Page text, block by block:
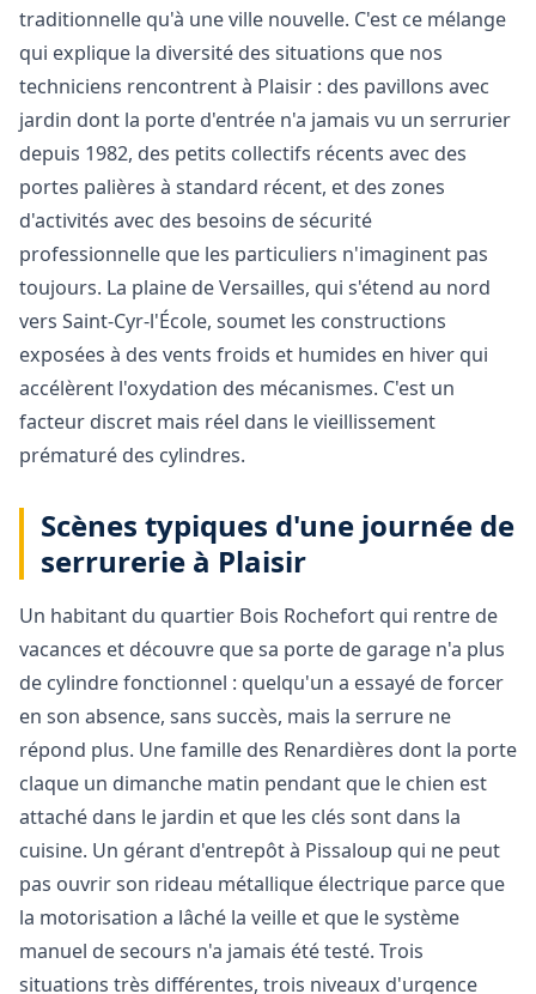
traditionnelle qu'à une ville nouvelle. C'est ce mélange
qui explique la diversité des situations que nos
techniciens rencontrent à Plaisir : des pavillons avec
jardin dont la porte d'entrée n'a jamais vu un serrurier
depuis 1982, des petits collectifs récents avec des
portes palières à standard récent, et des zones
d'activités avec des besoins de sécurité
professionnelle que les particuliers n'imaginent pas
toujours. La plaine de Versailles, qui s'étend au nord
vers Saint-Cyr-l'École, soumet les constructions
exposées à des vents froids et humides en hiver qui
accélèrent l'oxydation des mécanismes. C'est un
facteur discret mais réel dans le vieillissement
prématuré des cylindres.
Scènes typiques d'une journée de
serrurerie à Plaisir
Un habitant du quartier Bois Rochefort qui rentre de
vacances et découvre que sa porte de garage n'a plus
de cylindre fonctionnel : quelqu'un a essayé de forcer
en son absence, sans succès, mais la serrure ne
répond plus. Une famille des Renardières dont la porte
claque un dimanche matin pendant que le chien est
attaché dans le jardin et que les clés sont dans la
cuisine. Un gérant d'entrepôt à Pissaloup qui ne peut
pas ouvrir son rideau métallique électrique parce que
la motorisation a lâché la veille et que le système
manuel de secours n'a jamais été testé. Trois
situations très différentes, trois niveaux d'urgence